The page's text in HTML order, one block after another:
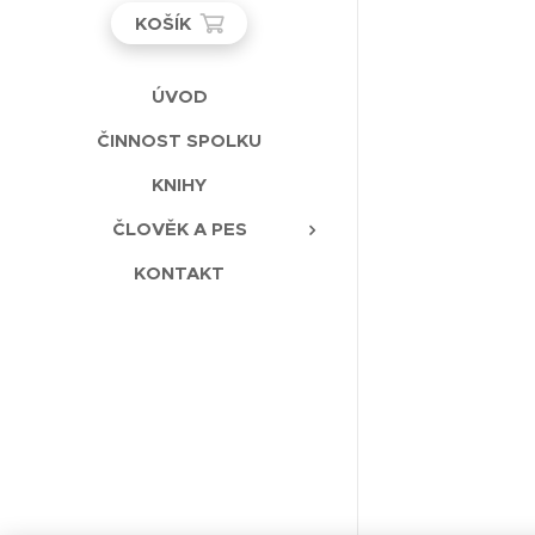
KOŠÍK
ÚVOD
ČINNOST SPOLKU
KNIHY
ČLOVĚK A PES
KONTAKT